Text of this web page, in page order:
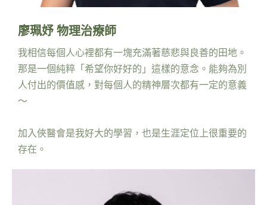
廖珮妤 物理治療師
我相信每個人心裡都有一塊充滿著慈悲與良善的田地。
那是一個純粹「希望你好好的」這樣的意念。能夠為別
人付出的價值感，對每個人的精神層次都有一定的意義
～
加入俠醫會是我好大的學習，也是生涯定位上很重要的
存在。